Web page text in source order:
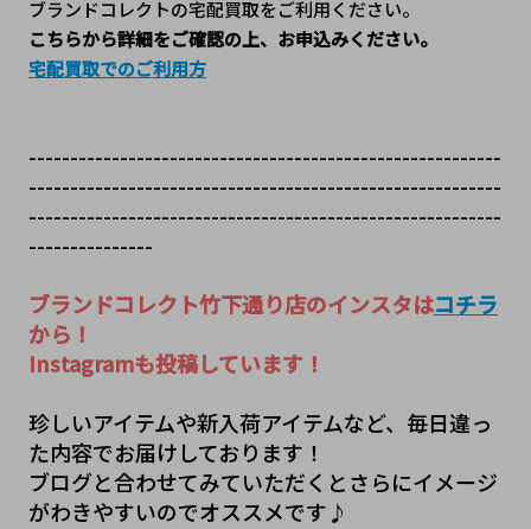
ブランドコレクトの宅配買取をご利用ください。
こちらから詳細をご確認の上、お申込みください。
宅配買取でのご利用方
---------------------------------------------------------
---------------------------------------------------------
---------------------------------------------------------
---------------
ブランドコレクト竹下通り店のインスタはコチラ
から！
Instagramも投稿しています！
珍しいアイテムや新入荷アイテムなど、毎日違っ
た内容でお届けしております！
ブログと合わせてみていただくとさらにイメージ
がわきやすいのでオススメです♪